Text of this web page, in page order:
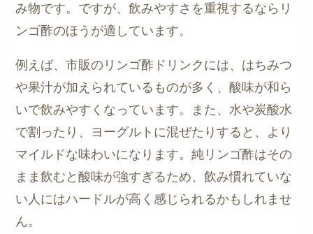
み物です。ですが、飲みやすさを重視するならリ
ンゴ酢のほうが適しています。
例えば、市販のリンゴ酢ドリンクには、はちみつ
や果汁が加えられているものが多く、酸味が和ら
いで飲みやすくなっています。また、水や炭酸水
で割ったり、ヨーグルトに混ぜたりすると、より
マイルドな味わいになります。純リンゴ酢はその
まま飲むと酸味が強すぎるため、飲み慣れていな
い人にはハードルが高く感じられるかもしれませ
ん。